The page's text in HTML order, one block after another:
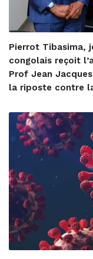
Pierrot Tibasima,
congolais reçoit
Prof Jean
la riposte contre la